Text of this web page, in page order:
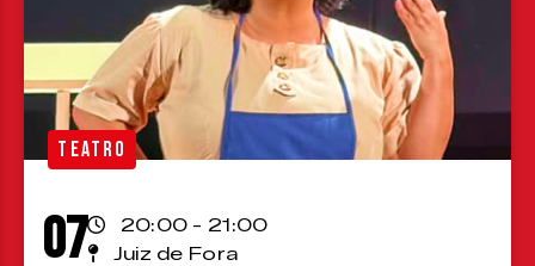
TEATRO
07
20:00 - 21:00
Juiz de Fora